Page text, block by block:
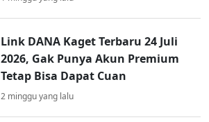
Link DANA Kaget Terbaru 24 Juli
2026, Gak Punya Akun Premium
Tetap Bisa Dapat Cuan
2 minggu yang lalu